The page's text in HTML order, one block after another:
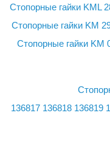
Стопорные гайки KML
Стопорные гайки KM
Стопорные гайки KM
136817 136818 136819